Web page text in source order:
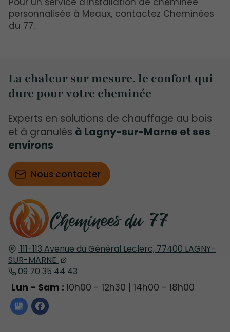
personnalisée à Meaux, contactez Cheminées
du 77.
111-113 Avenue du Général Leclerc, 77400 LAGNY-
SUR-MARNE
09 70 35 44 43
Lun - Sam : 10h00 - 12h30 | 14h00 - 18h00
La chaleur sur mesure, le confort qui
dure pour votre cheminée
Experts en solutions de chauffage au bois
et à granulés à Lagny-sur-Marne et ses
environs
Nous contacter